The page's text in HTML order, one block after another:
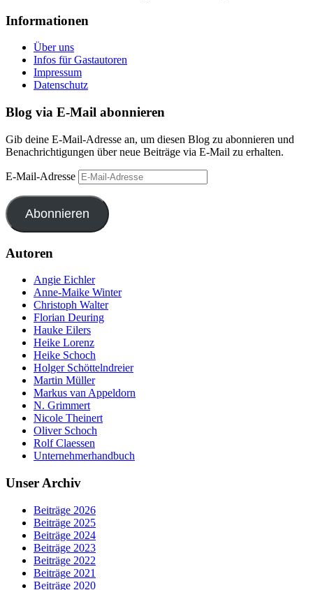
Informationen
Über uns
Infos für Gastautoren
Impressum
Datenschutz
Blog via E-Mail abonnieren
Gib deine E-Mail-Adresse an, um diesen Blog zu abonnieren und
Benachrichtigungen über neue Beiträge via E-Mail zu erhalten.
E-Mail-Adresse
Abonnieren
Autoren
Angie Eichler
Anne-Maike Winter
Christoph Walter
Florian Deuring
Hauke Eilers
Heike Lorenz
Heike Schoch
Holger Schöttelndreier
Martin Müller
Markus van Appeldorn
N. Grimmert
Nicole Theinert
Oliver Schoch
Rolf Claessen
Unternehmerhandbuch
Unser Archiv
Beiträge 2026
Beiträge 2025
Beiträge 2024
Beiträge 2023
Beiträge 2022
Beiträge 2021
Beiträge 2020